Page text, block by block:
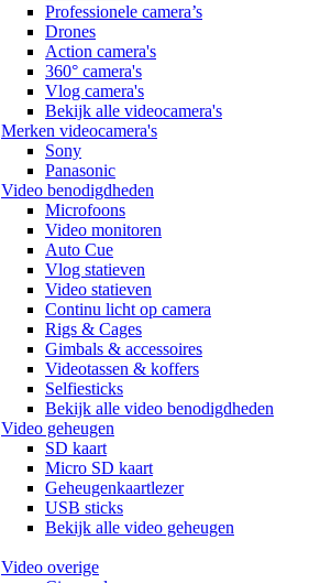
Professionele camera’s
Drones
Action camera's
360° camera's
Vlog camera's
Bekijk alle videocamera's
Merken videocamera's
Sony
Panasonic
Video benodigdheden
Microfoons
Video monitoren
Auto Cue
Vlog statieven
Video statieven
Continu licht op camera
Rigs & Cages
Gimbals & accessoires
Videotassen & koffers
Selfiesticks
Bekijk alle video benodigdheden
Video geheugen
SD kaart
Micro SD kaart
Geheugenkaartlezer
USB sticks
Bekijk alle video geheugen
Video overige